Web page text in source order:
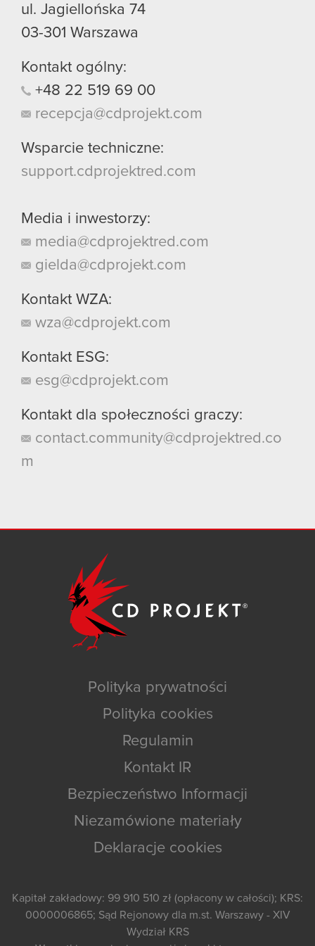
ul. Jagiellońska 74
03-301 Warszawa
Kontakt ogólny:
+48 22 519 69 00
recepcja@cdprojekt.com
Wsparcie techniczne:
support.cdprojektred.com
Media i inwestorzy:
media@cdprojektred.com
gielda@cdprojekt.com
Kontakt WZA:
wza@cdprojekt.com
Kontakt ESG:
esg@cdprojekt.com
Kontakt dla społeczności graczy:
contact.community@cdprojektred.co
m
Polityka prywatności
Polityka cookies
Regulamin
Kontakt IR
Bezpieczeństwo Informacji
Niezamówione materiały
Deklaracje cookies
Kapitał zakładowy: 99 910 510 zł (opłacony w całości); KRS:
0000006865; Sąd Rejonowy dla m.st. Warszawy - XIV
Wydział KRS